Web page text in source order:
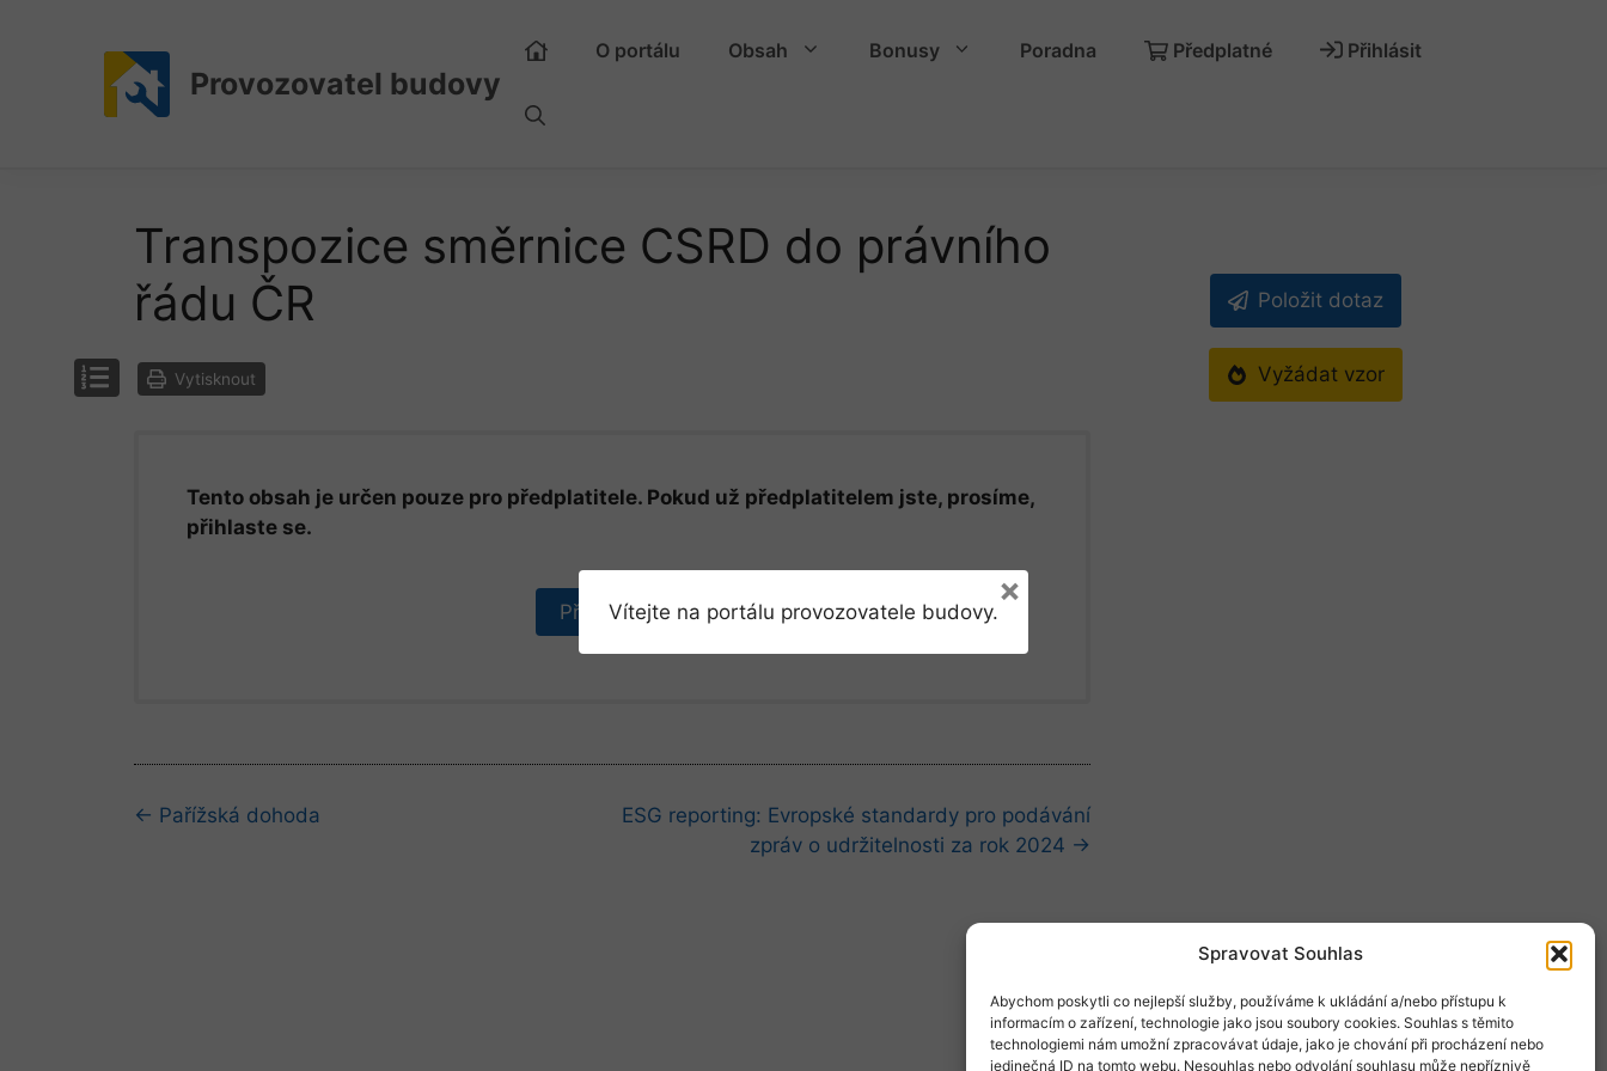
Spravovat Souhlas
Abychom poskytli co nejlepší služby, používáme k ukládání a/nebo přístupu k
informacím o zařízení, technologie jako jsou soubory cookies. Souhlas s těmito
technologiemi nám umožní zpracovávat údaje, jako je chování při procházení nebo
jedinečná ID na tomto webu. Nesouhlas nebo odvolání souhlasu může nepříznivě
Provozovatel budovy
O portálu Obsah Bonusy Poradna Předplatné Přihlásit
Transpozice směrnice CSRD do právního
řádu ČR
Vytisknout
Tento obsah je určen pouze pro předplatitele. Pokud už předplatitelem jste, prosíme,
přihlaste se.
Přihlásit se
Navigace
← Pařížská dohoda
ESG reporting: Evropské standardy pro podávání
zpráv o udržitelnosti za rok 2024 →
Položit dotaz
Vyžádat vzor
Vítejte na portálu provozovatele budovy.
×